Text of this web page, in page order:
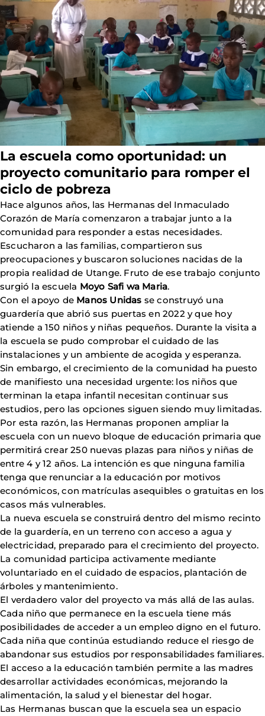
La escuela como oportunidad: un
proyecto comunitario para romper el
ciclo de pobreza
Hace algunos años, las Hermanas del Inmaculado
Corazón de María comenzaron a trabajar junto a la
comunidad para responder a estas necesidades.
Escucharon a las familias, compartieron sus
preocupaciones y buscaron soluciones nacidas de la
propia realidad de Utange. Fruto de ese trabajo conjunto
surgió la escuela Moyo Safi wa Maria.
Con el apoyo de Manos Unidas se construyó una
guardería que abrió sus puertas en 2022 y que hoy
atiende a 150 niños y niñas pequeños. Durante la visita a
la escuela se pudo comprobar el cuidado de las
instalaciones y un ambiente de acogida y esperanza.
Sin embargo, el crecimiento de la comunidad ha puesto
de manifiesto una necesidad urgente: los niños que
terminan la etapa infantil necesitan continuar sus
estudios, pero las opciones siguen siendo muy limitadas.
Por esta razón, las Hermanas proponen ampliar la
escuela con un nuevo bloque de educación primaria que
permitirá crear 250 nuevas plazas para niños y niñas de
entre 4 y 12 años. La intención es que ninguna familia
tenga que renunciar a la educación por motivos
económicos, con matrículas asequibles o gratuitas en los
casos más vulnerables.
La nueva escuela se construirá dentro del mismo recinto
de la guardería, en un terreno con acceso a agua y
electricidad, preparado para el crecimiento del proyecto.
La comunidad participa activamente mediante
voluntariado en el cuidado de espacios, plantación de
árboles y mantenimiento.
El verdadero valor del proyecto va más allá de las aulas.
Cada niño que permanece en la escuela tiene más
posibilidades de acceder a un empleo digno en el futuro.
Cada niña que continúa estudiando reduce el riesgo de
abandonar sus estudios por responsabilidades familiares.
El acceso a la educación también permite a las madres
desarrollar actividades económicas, mejorando la
alimentación, la salud y el bienestar del hogar.
Las Hermanas buscan que la escuela sea un espacio